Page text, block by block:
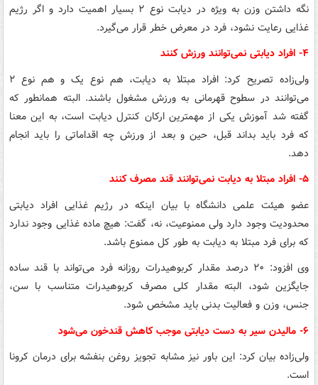
نگه داشتن وزن به ویژه در دیابت نوع ۲ بسیار اهمیت دارد و اگر رژیم
غذایی رعایت نشود، فرد در معرض خطر قرار می‌گیرد.
۴- افراد دیابتی نمی‌توانند ورزش کنند
ولی‌زاده تصریح کرد: افراد مبتلا به دیابت، هم نوع یک و هم نوع ۲
می‌توانند در سطوح قهرمانی به ورزش مشغول باشند. البته همانطور که
گفته شد آموزش یکی از مهمترین ارکان کنترل دیابت است، به این معنا
که فرد باید بداند قبل، حین و بعد از ورزش چه اقداماتی را باید انجام
دهد.
۵- افراد مبتلا به دیابت نمی‌توانند قند مصرف کنند
عضو هیئت علمی دانشگاه با بیان اینکه در رژیم غذایی افراد دیابتی
محدودیت وجود دارد ولی ممنوعیت، نه، گفت: هیچ ماده غذایی وجود ندارد
که برای فرد مبتلا به دیابت به طور کل ممنوع باشد.
وی افزود: ۲۰ درصد مقدار کربوهیدرات روزانه فرد می‌تواند با قند ساده
جایگزین شود، البته مقدار کلی مصرف کربوهیدرات متناسب با سن،
جنس، وزن و فعالیت بدنی باید مشخص شود.
۶- مالیدن سیر به دست دیابتی موجب کاهش قندخون می‌شود
ولی‌زاده بیان کرد: این باور نیز مشابه تجویز روغن بنفشه برای درمان کرونا
است.